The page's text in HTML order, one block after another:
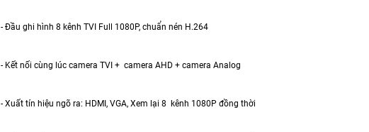
- Đầu ghi hình 8 kênh TVI Full 1080P, chuẩn nén H.264
- Kết nối cùng lúc camera TVI + camera AHD + camera Analog
- Xuất tín hiệu ngõ ra: HDMI, VGA, Xem lại 8 kênh 1080P đồng thời